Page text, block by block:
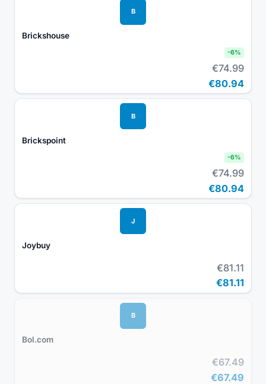
B
Brickshouse
-6%
€74.99
€80.94
B
Brickspoint
-6%
€74.99
€80.94
J
Joybuy
€81.11
€81.11
B
Bol.com
€67.49
€67.49